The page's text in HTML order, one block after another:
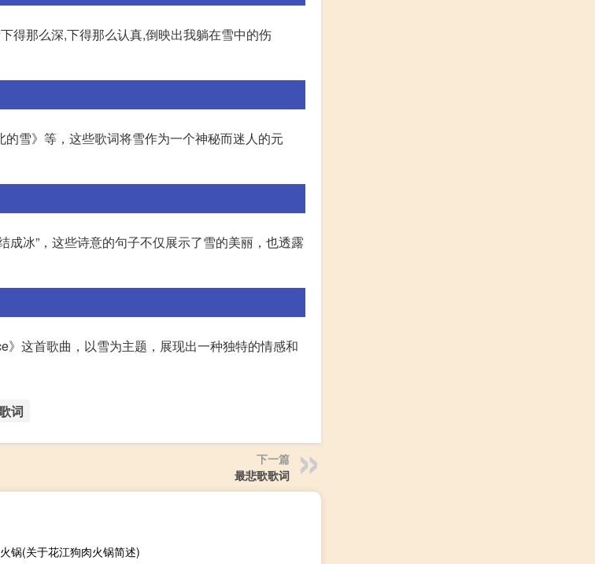
得那么深,下得那么认真,倒映出我躺在雪中的伤
雪》等，这些歌词将雪作为一个神秘而迷人的元
冰”，这些诗意的句子不仅展示了雪的美丽，也透露
这首歌曲，以雪为主题，展现出一种独特的情感和
词
下一篇
最悲歌歌词
锅(关于花江狗肉火锅简述)